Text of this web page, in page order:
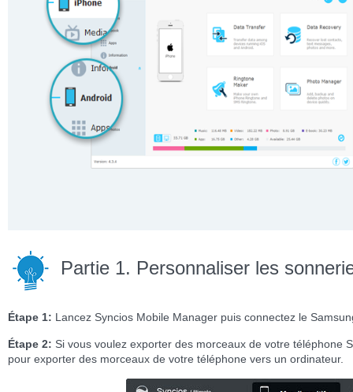
Partie 1. Personnaliser les
Étape 1: Lancez Syncios Mobile Manager puis connectez le
Étape 2: Si vous voulez exporter des morceaux de votre téléphone
pour exporter des morceaux de votre téléphone vers un ordinateur.